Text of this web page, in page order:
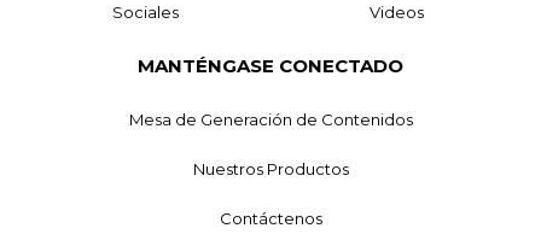
Sociales Videos
MANTÉNGASE CONECTADO
Mesa de Generación de Contenidos
Nuestros Productos
Contáctenos